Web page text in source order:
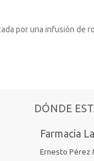
por una infusión de
DÓNDE
Farmacia
Ernesto Pérez